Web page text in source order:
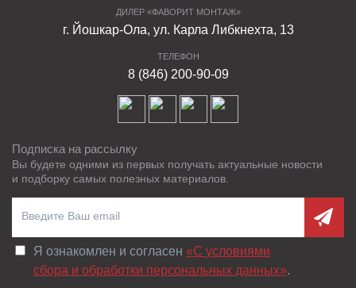
ДИЛЕР «ФАВОРИТ МОНТАЖ»
г. Йошкар-Ола, ул. Карла Либкнехта, 13
ТЕЛЕФОН
8 (846) 200-90-09
Подписка на рассылку
Вы будете одними из первых получать актуальные новости
и подборку самых полезных материалов.
Я ознакомлен и согласен «C условиями
сбора и обработки персональных данных».